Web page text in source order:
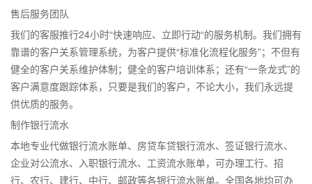
售后服务团队
我们的客服推行24小时“快速响应、立即行动“的服务机制。我们拥有
靠谱的客户关系管理系统，为客户提供“标准化流程化服务”；不但有
健全的客户关系维护体制；健全的客户培训体系；还有“一条龙式”的
客户满意度跟踪体系，只要是我们的客户，不论大小，我们永远提
供优质的服务。
制作银行流水
本地专业代做银行流水账单、房贷车贷银行流水、签证银行流水、
企业对公流水、入职银行流水、工资流水账单，可办理工行、招
行、农行、建行、中行、邮政等各银行流水账单。全国各地均可办